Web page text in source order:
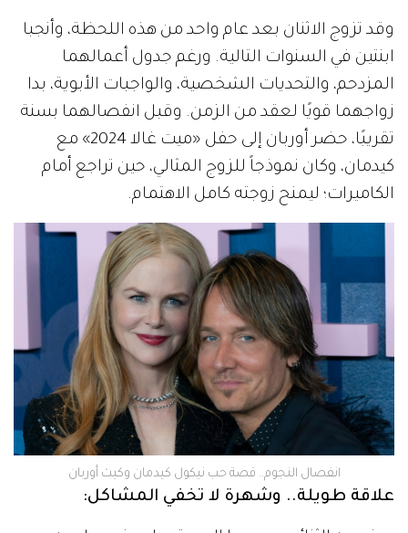
وقد تزوج الاثنان بعد عام واحد من هذه اللحظة، وأنجبا
ابنتين في السنوات التالية. ورغم جدول أعمالهما
المزدحم، والتحديات الشخصية، والواجبات الأبوية، بدا
زواجهما قويًا لعقد من الزمن. وقبل انفصالهما بسنة
تقريبًا، حضر أوربان إلى حفل «ميت غالا 2024» مع
كيدمان، وكان نموذجاً للزوج المثالي، حين تراجع أمام
الكاميرات؛ ليمنح زوجته كامل الاهتمام.
انفصال النجوم.. قصة حب نيكول كيدمان وكيث أوربان
علاقة طويلة.. وشهرة لا تخفي المشاكل: